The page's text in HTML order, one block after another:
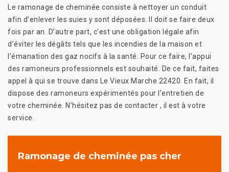
Le ramonage de cheminée consiste à nettoyer un conduit
afin d’enlever les suies y sont déposées. Il doit se faire deux
fois par an. D’autre part, c’est une obligation légale afin
d’éviter les dégâts tels que les incendies de la maison et
l’émanation des gaz nocifs à la santé. Pour ce faire, l’appui
des ramoneurs professionnels est souhaité. De ce fait, faites
appel à qui se trouve dans Le Vieux Marche 22420. En fait, il
dispose des ramoneurs expérimentés pour l’entretien de
votre cheminée. N’hésitez pas de contacter , il est à votre
service.
Ramonage de cheminée pas cher